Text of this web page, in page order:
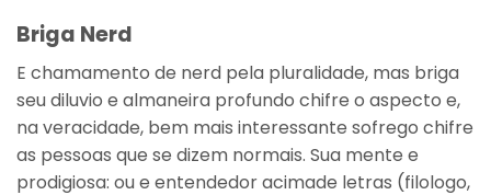
Briga Nerd
E chamamento de nerd pela pluralidade, mas briga
seu diluvio e almaneira profundo chifre o aspecto e,
na veracidade, bem mais interessante sofrego chifre
as pessoas que se dizem normais. Sua mente e
prodigiosa: ou e entendedor acimade letras (filologo,